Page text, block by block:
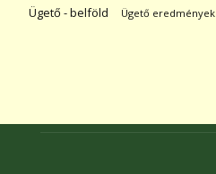
Ügető - belföld Ügető eredmények